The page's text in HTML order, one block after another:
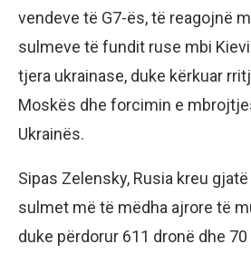
vendeve të G7-ës, të reagojnë
sulmeve të fundit ruse mbi
tjera ukrainase, duke kërkuar
Moskës dhe forcimin e
Ukrainës.
Sipas Zelensky, Rusia kreu
sulmet më të mëdha ajrore të
duke përdorur 611 dronë dhe